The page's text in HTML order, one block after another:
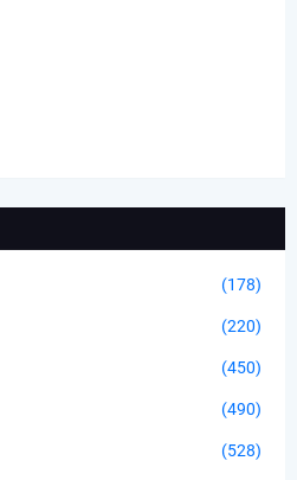
(178)
(220)
(450)
(490)
(528)